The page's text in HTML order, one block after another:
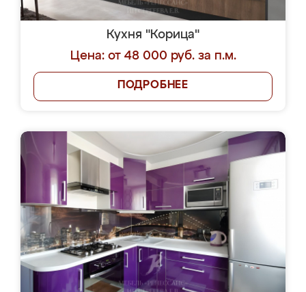
Кухня "Корица"
Цена: от 48 000 руб. за п.м.
ПОДРОБНЕЕ